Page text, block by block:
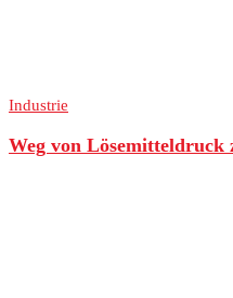
Industrie
Weg von